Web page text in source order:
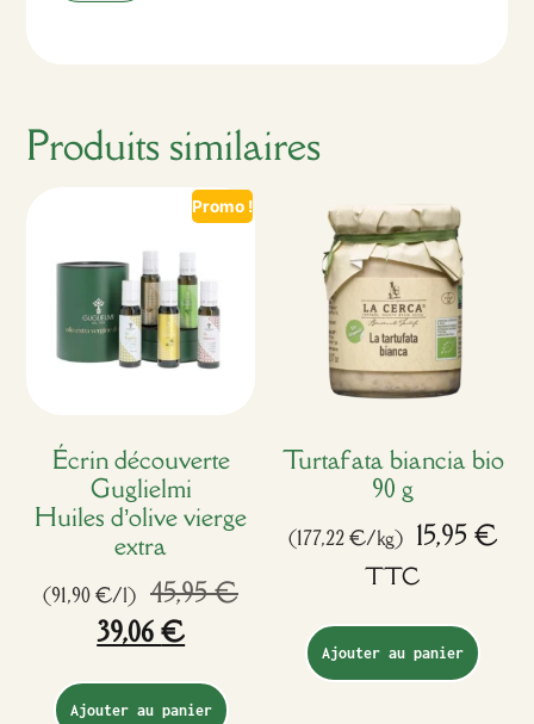
Produits similaires
Promo !
Écrin découverte
Guglielmi
Huiles d’olive vierge
extra
(91,90 €/l) 45,95€
39,06€
Ajouter au panier
Turtafata biancia bio
90 g
(177,22 €/kg) 15,95€
TTC
Ajouter au panier